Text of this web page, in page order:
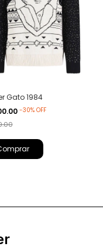
Gato 1984
-30% OFF